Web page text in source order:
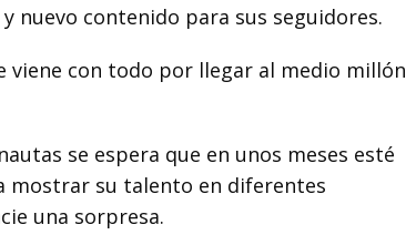
nuevo contenido para sus seguidores.
viene con todo por llegar al medio millón
se espera que en unos meses esté
mostrar su talento en diferentes
una sorpresa.